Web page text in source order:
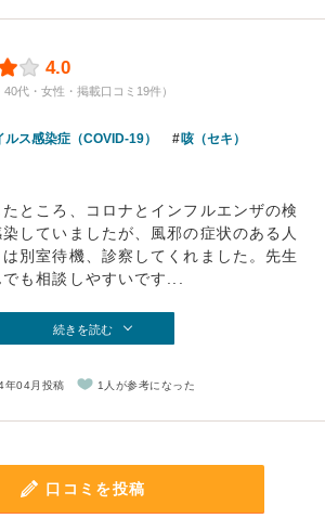
4.0
40代・女性・掲載口コミ19件）
ス感染症（COVID-19） 咳（セキ）
ところ、コロナとインフルエンザの検
していましたが、風邪の症状のある人
別室待機、診察してくれました。先生
も相談しやすいです...
続きを読む
04月投稿 1人が参考になった
口コミを投稿